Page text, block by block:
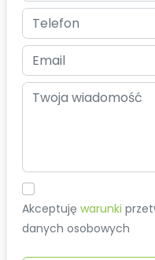
Akceptujęwarunki
danych osobowych